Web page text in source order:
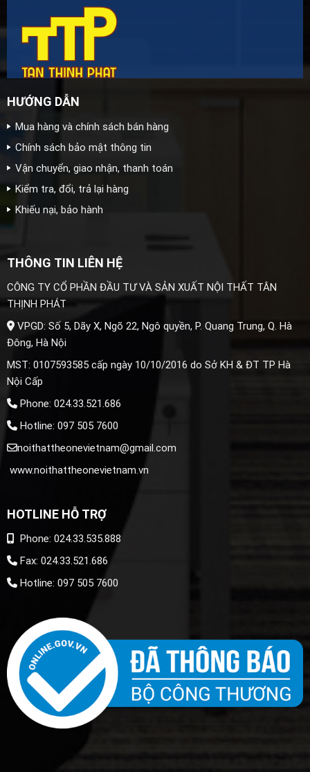
HƯỚNG DẪN
Mua hàng và chính sách bán hàng
Chính sách bảo mật thông tin
Vận chuyển, giao nhận, thanh toán
Kiểm tra, đổi, trả lại hàng
Khiếu nại, bảo hành
THÔNG TIN LIÊN HỆ
CÔNG TY CỔ PHẦN ĐẦU TƯ VÀ SẢN XUẤT NỘI THẤT TÂN
THỊNH PHÁT
VPGD: Số 5, Dãy X, Ngõ 22, Ngô quyền, P. Quang Trung, Q. Hà
Đông, Hà Nội
MST: 0107593585 cấp ngày 10/10/2016 do Sở KH & ĐT TP Hà
Nội Cấp
Phone: 024.33.521.686
Hotline: 097 505 7600
noithattheonevietnam@gmail.com
www.noithattheonevietnam.vn
HOTLINE HỖ TRỢ
Phone: 024.33.535.888
Fax: 024.33.521.686
Hotline: 097 505 7600